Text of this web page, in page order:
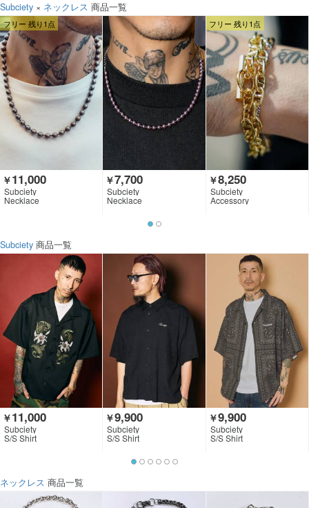
Subciety × ネックレス 商品一覧
フリー 残り1点
￥11,000
Subciety
Necklace
￥7,700
Subciety
Necklace
フリー 残り1点
￥8,250
Subciety
Accessory
Subciety 商品一覧
￥11,000
Subciety
S/S Shirt
￥9,900
Subciety
S/S Shirt
￥9,900
Subciety
S/S Shirt
ネックレス 商品一覧